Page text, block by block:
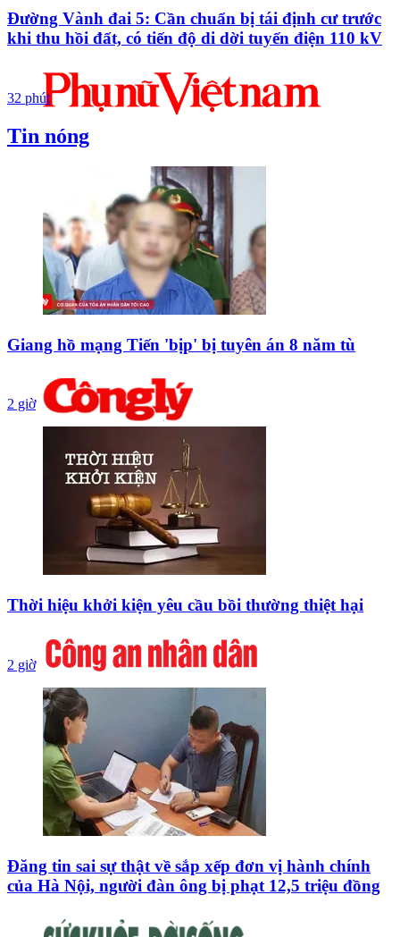
Đường Vành đai 5: Cần chuẩn bị tái định cư trước
khi thu hồi đất, có tiến độ di dời tuyến điện 110 kV
32 phút
Tin nóng
Giang hồ mạng Tiến 'bịp' bị tuyên án 8 năm tù
2 giờ
Thời hiệu khởi kiện yêu cầu bồi thường thiệt hại
2 giờ
Đăng tin sai sự thật về sắp xếp đơn vị hành chính
của Hà Nội, người đàn ông bị phạt 12,5 triệu đồng